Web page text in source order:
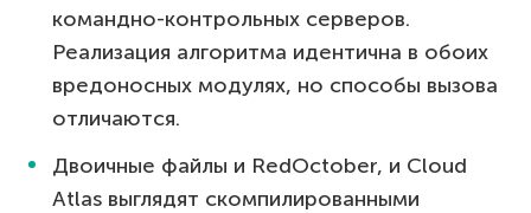
командно-контрольных серверов.
Реализация алгоритма идентична в обоих
вредоносных модулях, но способы вызова
отличаются.
Двоичные файлы и RedOctober, и Cloud
Atlas выглядят скомпилированными